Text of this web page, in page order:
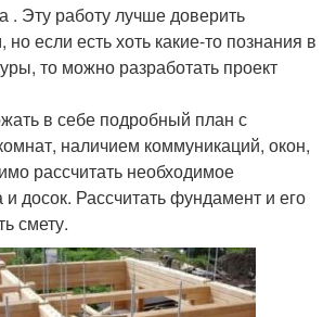
. Эту работу лучше доверить
если есть хоть какие-то познания в
то можно разработать проект
в себе подробный план с
наличием коммуникаций, окон,
рассчитать необходимое
и досок. Рассчитать фундамент и его
смету.